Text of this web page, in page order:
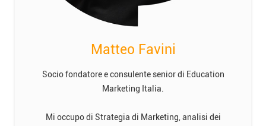
Matteo Favini
Socio fondatore e consulente senior di Education
Marketing Italia.
Mi occupo di Strategia di Marketing, analisi dei